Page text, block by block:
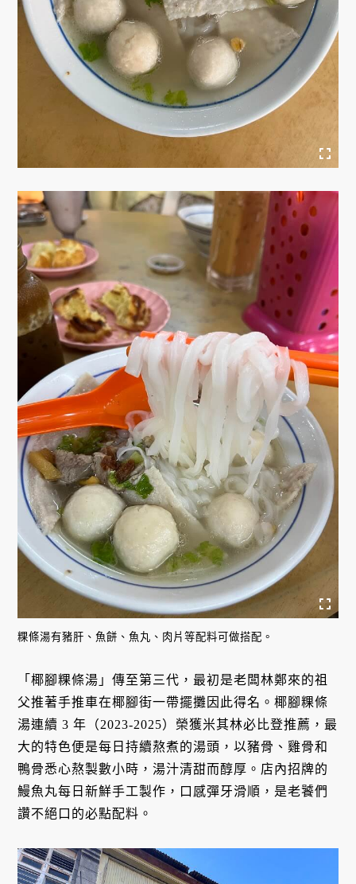
粿條湯有豬肝、魚餅、魚丸、肉片等配料可做搭配。
「椰腳粿條湯」傳至第三代，最初是老闆林鄭來的祖
父推著手推車在椰腳街一帶擺攤因此得名。椰腳粿條
湯連續 3 年（2023-2025）榮獲米其林必比登推薦，最
大的特色便是每日持續熬煮的湯頭，以豬骨、雞骨和
鴨骨悉心熬製數小時，湯汁清甜而醇厚。店內招牌的
鰻魚丸每日新鮮手工製作，口感彈牙滑順，是老饕們
讚不絕口的必點配料。